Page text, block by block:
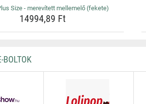
Size - merevített mellemelő (fekete)
14994,89 Ft
BOLTOK